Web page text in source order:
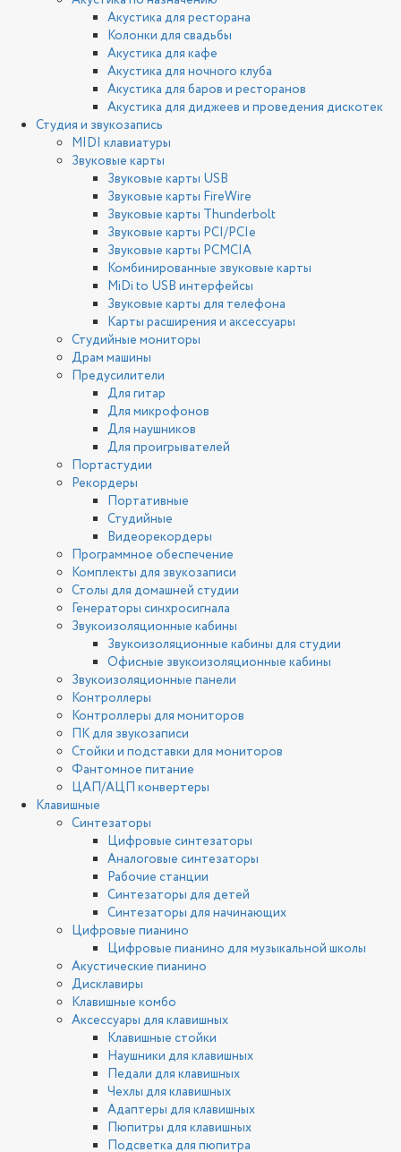
Акустика для ресторана
Колонки для свадьбы
Акустика для кафе
Акустика для ночного клуба
Акустика для баров и ресторанов
Акустика для диджеев и проведения дискотек
Студия и звукозапись
MIDI клавиатуры
Звуковые карты
Звуковые карты USB
Звуковые карты FireWire
Звуковые карты Thunderbolt
Звуковые карты PCI/PCIe
Звуковые карты PCMCIA
Комбинированные звуковые карты
MiDi to USB интерфейсы
Звуковые карты для телефона
Карты расширения и аксессуары
Студийные мониторы
Драм машины
Предусилители
Для гитар
Для микрофонов
Для наушников
Для проигрывателей
Портастудии
Рекордеры
Портативные
Студийные
Видеорекордеры
Программное обеспечение
Комплекты для звукозаписи
Столы для домашней студии
Генераторы синхросигнала
Звукоизоляционные кабины
Звукоизоляционные кабины для студии
Офисные звукоизоляционные кабины
Звукоизоляционные панели
Контроллеры
Контроллеры для мониторов
ПК для звукозаписи
Стойки и подставки для мониторов
Фантомное питание
ЦАП/АЦП конвертеры
Клавишные
Синтезаторы
Цифровые синтезаторы
Аналоговые синтезаторы
Рабочие станции
Синтезаторы для детей
Синтезаторы для начинающих
Цифровые пианино
Цифровые пианино для музыкальной школы
Акустические пианино
Дисклавиры
Клавишные комбо
Аксессуары для клавишных
Клавишные стойки
Наушники для клавишных
Педали для клавишных
Чехлы для клавишных
Адаптеры для клавишных
Пюпитры для клавишных
Подсветка для пюпитра